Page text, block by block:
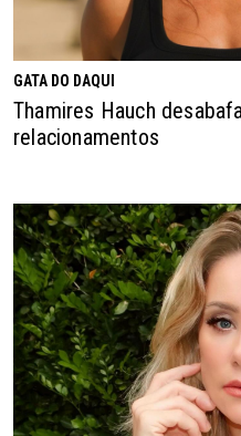
GATA DO DAQUI
Thamires Hauch
relacionamentos